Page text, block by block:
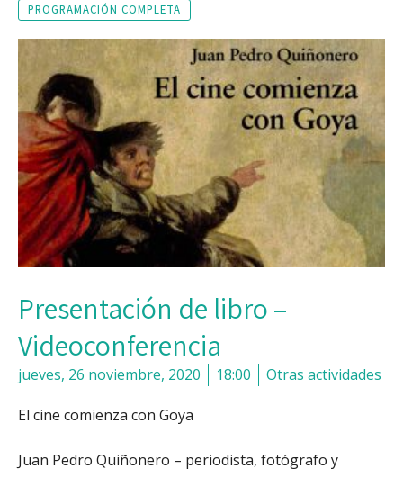
PROGRAMACIÓN COMPLETA
Presentación de libro –
Videoconferencia
jueves, 26 noviembre, 2020 18:00 Otras actividades
El cine comienza con Goya
Juan Pedro Quiñonero – periodista, fotógrafo y